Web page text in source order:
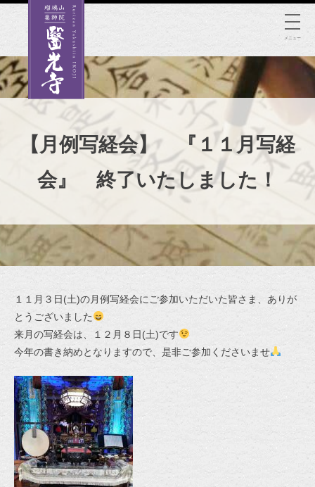
メニュー
【月例写経会】 『１１月写経
会』 終了いたしました！
１１月３日(土)の月例写経会にご参加いただいた皆さま、ありが
とうございました
来月の写経会は、１２月８日(土)です
今年の書き納めとなりますので、是非ご参加くださいませ